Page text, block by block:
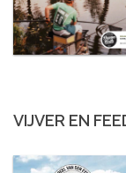
VIJVER EN